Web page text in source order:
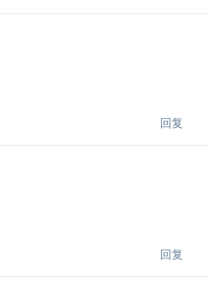
回复
回复